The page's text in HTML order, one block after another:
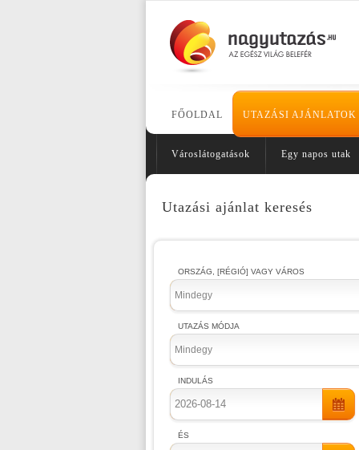
FŐOLDAL UTAZÁSI AJÁNLATOK
Városlátogatások Egy napos utak
Utazási ajánlat keresés
ORSZÁG, [RÉGIÓ] VAGY VÁROS
Mindegy
UTAZÁS MÓDJA
Mindegy
INDULÁS
ÉS